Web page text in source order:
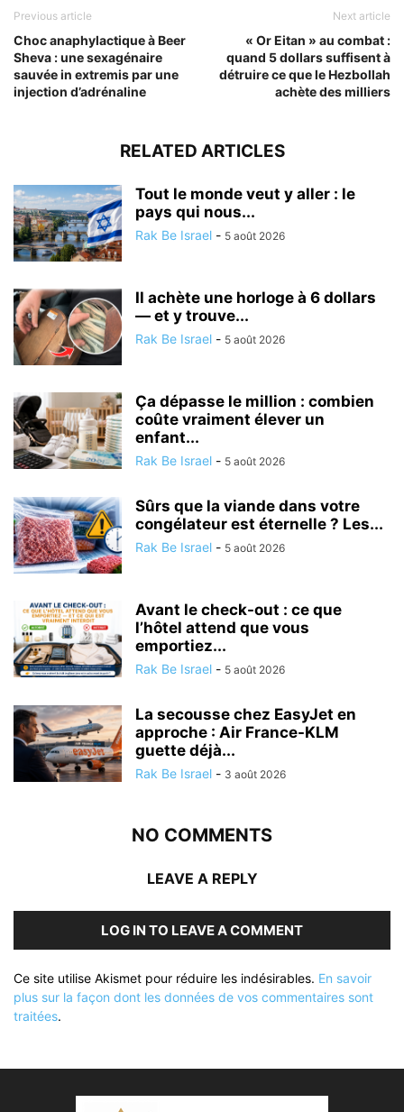
Previous article
Choc anaphylactique à Beer
Sheva : une sexagénaire
sauvée in extremis par une
injection d’adrénaline
Next article
« Or Eitan » au combat :
quand 5 dollars suffisent à
détruire ce que le Hezbollah
achète des milliers
RELATED ARTICLES
Tout le monde veut y aller : le
pays qui nous...
Rak Be Israel - 5 août 2026
Il achète une horloge à 6 dollars
— et y trouve...
Rak Be Israel - 5 août 2026
Ça dépasse le million : combien
coûte vraiment élever un
enfant...
Rak Be Israel - 5 août 2026
Sûrs que la viande dans votre
congélateur est éternelle ? Les...
Rak Be Israel - 5 août 2026
Avant le check-out : ce que
l’hôtel attend que vous
emportiez...
Rak Be Israel - 5 août 2026
La secousse chez EasyJet en
approche : Air France-KLM
guette déjà...
Rak Be Israel - 3 août 2026
NO COMMENTS
LEAVE A REPLY
LOG IN TO LEAVE A COMMENT
Ce site utilise Akismet pour réduire les indésirables. En savoir
plus sur la façon dont les données de vos commentaires sont
traitées.